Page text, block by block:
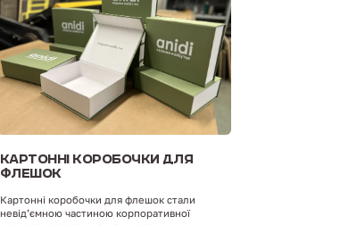
КАРТОННІ КОРОБОЧКИ ДЛЯ
ФЛЕШОК
Картонні коробочки для флешок стали
невід’ємною частиною корпоративної